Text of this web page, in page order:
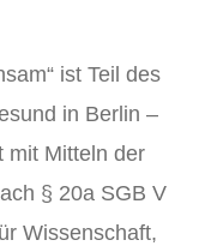
ist Teil des
in Berlin –
mit Mitteln der
§ 20a SGB V
Wissenschaft,